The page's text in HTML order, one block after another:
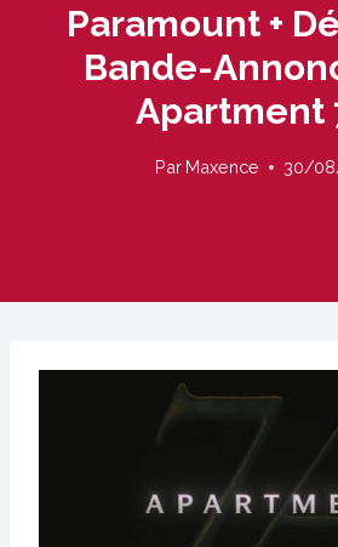
Paramount +
Bande-
Apartment
Par Maxence 30/